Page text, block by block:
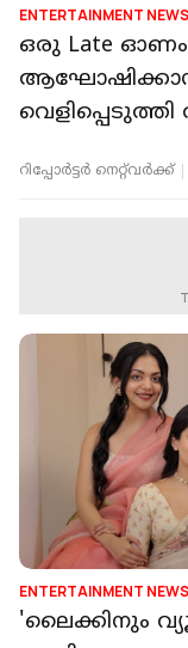
ENTERTAINMENT NEWS
ഒരു Late
ആഘോഷിക്കാൻ
റിപ്പോർട്ടർ നെറ്റ്‌വര്‍ക്ക്‌
ENTERTAINMENT NEWS
'ലൈക്കിനും